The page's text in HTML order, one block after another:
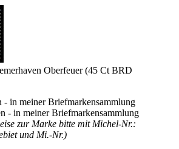
Oberfeuer (45 Ct BRD
zur Marke bitte mit Michel-Nr.:
und Mi.-Nr.)